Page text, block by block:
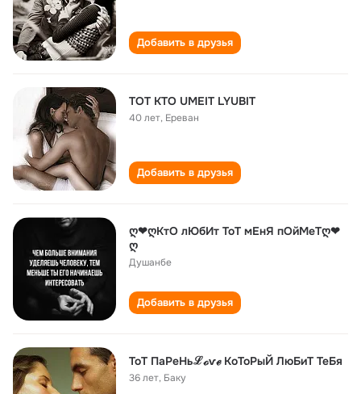
Добавить в друзья
TOT KTO UMEIT LYUBIT
40 лет, Ереван
Добавить в друзья
ღ❤ღКтО лЮбИт ТоТ мЕнЯ пОйМеТღ❤
ღ
Душанбе
Добавить в друзья
ТоТ ПаРеНьℒℴѵℯ КоТоРыЙ ЛюБиТ ТеБя
36 лет, Баку